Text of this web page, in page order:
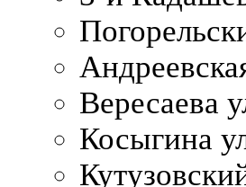
Вересаева
Косыгина